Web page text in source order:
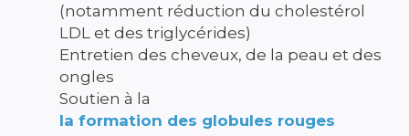
(notamment réduction du cholestérol
LDL et des triglycérides)
Entretien des cheveux, de la peau et des
ongles
Soutien à la
la formation des globules rouges